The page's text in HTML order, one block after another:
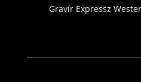
Gravír Expressz